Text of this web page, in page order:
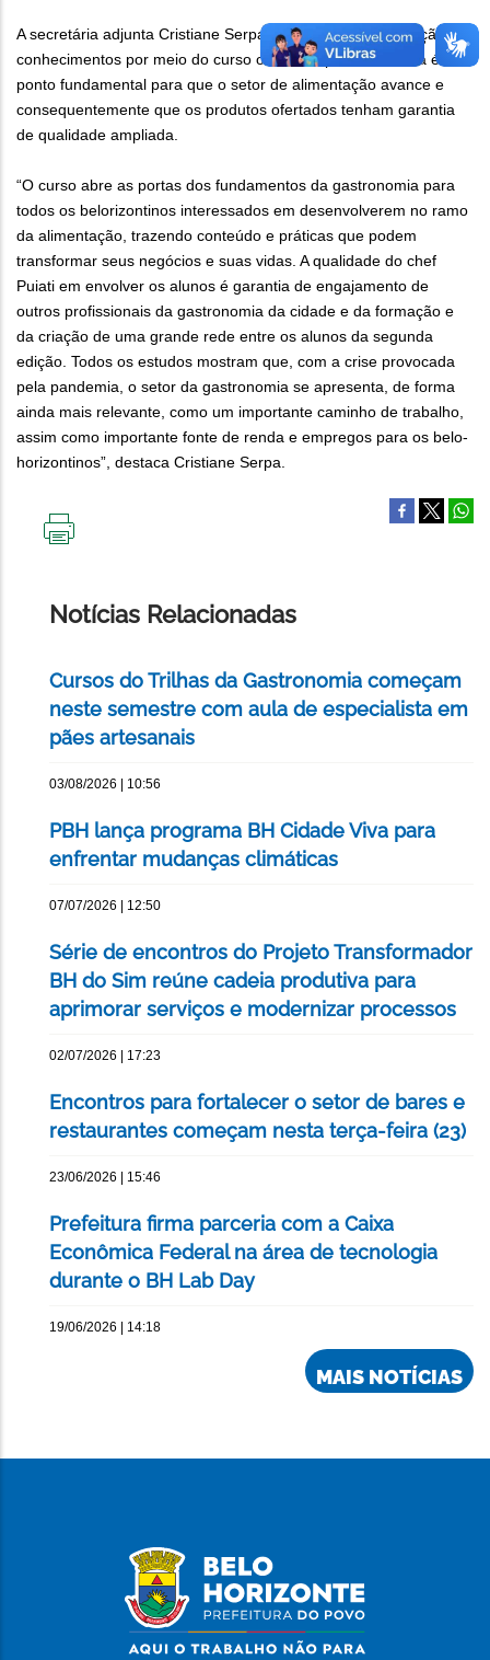
A secretária adjunta Cristiane Serpa explica que a atualização de
conhecimentos por meio do curso oferecido pela Prefeitura é
ponto fundamental para que o setor de alimentação avance e
consequentemente que os produtos ofertados tenham garantia
de qualidade ampliada.
“O curso abre as portas dos fundamentos da gastronomia para
todos os belorizontinos interessados em desenvolverem no ramo
da alimentação, trazendo conteúdo e práticas que podem
transformar seus negócios e suas vidas. A qualidade do chef
Puiati em envolver os alunos é garantia de engajamento de
outros profissionais da gastronomia da cidade e da formação e
da criação de uma grande rede entre os alunos da segunda
edição. Todos os estudos mostram que, com a crise provocada
pela pandemia, o setor da gastronomia se apresenta, de forma
ainda mais relevante, como um importante caminho de trabalho,
assim como importante fonte de renda e empregos para os belo-
horizontinos”, destaca Cristiane Serpa.
Notícias Relacionadas
Cursos do Trilhas da Gastronomia começam
neste semestre com aula de especialista em
pães artesanais
03/08/2026 | 10:56
PBH lança programa BH Cidade Viva para
enfrentar mudanças climáticas
07/07/2026 | 12:50
Série de encontros do Projeto Transformador
BH do Sim reúne cadeia produtiva para
aprimorar serviços e modernizar processos
02/07/2026 | 17:23
Encontros para fortalecer o setor de bares e
restaurantes começam nesta terça-feira (23)
23/06/2026 | 15:46
Prefeitura firma parceria com a Caixa
Econômica Federal na área de tecnologia
durante o BH Lab Day
19/06/2026 | 14:18
MAIS NOTÍCIAS